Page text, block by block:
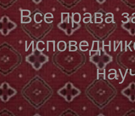
Все права